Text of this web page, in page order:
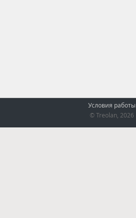
Условия работы
© Treolan, 2026